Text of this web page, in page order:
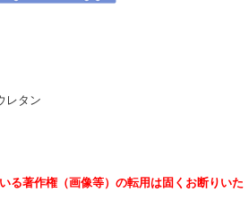
レタン
る著作権（画像等）の転用は固くお断りいた